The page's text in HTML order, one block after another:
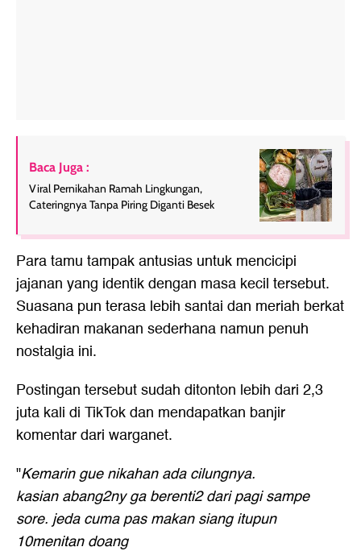
Baca Juga :
Viral Pernikahan Ramah Lingkungan,
Cateringnya Tanpa Piring Diganti Besek
Para tamu tampak antusias untuk mencicipi
jajanan yang identik dengan masa kecil tersebut.
Suasana pun terasa lebih santai dan meriah berkat
kehadiran makanan sederhana namun penuh
nostalgia ini.
Postingan tersebut sudah ditonton lebih dari 2,3
juta kali di TikTok dan mendapatkan banjir
komentar dari warganet.
"Kemarin gue nikahan ada cilungnya.
kasian abang2ny ga berenti2 dari pagi sampe
sore. jeda cuma pas makan siang itupun
10menitan doang